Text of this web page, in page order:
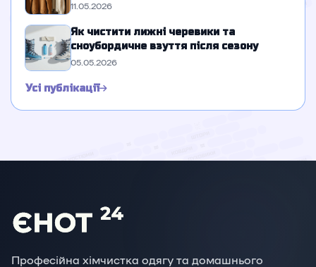
11.05.2026
Як чистити лижні черевики та
сноубордичне взуття після сезону
05.05.2026
Усі публікації
Професійна хімчистка одягу та домашнього